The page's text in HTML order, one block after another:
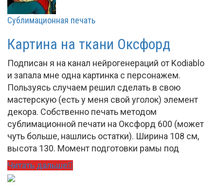
Сублимационная печать
Картина на ткани Оксфорд
Подписан я на канал нейрогенераций от Kodiablo
и запала мне одна картинка с персонажем.
Пользуясь случаем решил сделать в свою
мастерскую (есть у меня свой уголок) элемент
декора. Собственно печать методом
сублимационной печати на Оксфорд 600 (может
чуть больше, нашлись остатки). Ширина 108 см,
высота 130. Момент подготовки рамы под
Читать дальше